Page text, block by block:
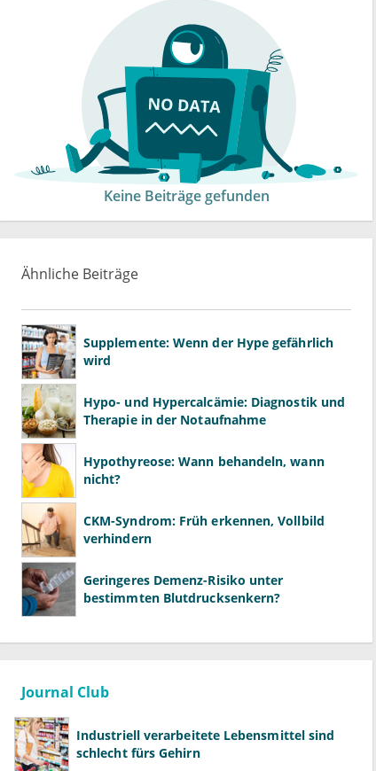
Keine Beiträge gefunden
Ähnliche Beiträge
Supplemente: Wenn der Hype gefährlich
wird
Hypo- und Hypercalcämie: Diagnostik und
Therapie in der Notaufnahme
Hypothyreose: Wann behandeln, wann
nicht?
CKM-Syndrom: Früh erkennen, Vollbild
verhindern
Geringeres Demenz-Risiko unter
bestimmten Blutdrucksenkern?
Journal Club
Industriell verarbeitete Lebensmittel sind
schlecht fürs Gehirn